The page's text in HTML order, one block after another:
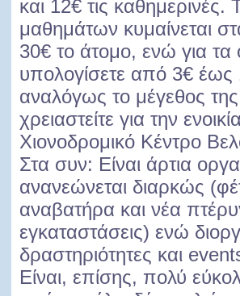
και 12€ τις καθημερινές.
μαθημάτων κυμαίνεται
30€ το άτομο, ενώ για
υπολογίσετε από 3€
αναλόγως το μέγεθος
χρειαστείτε για την
Χιονοδρομικό Κέντρο
Στα συν: Είναι άρτια
ανανεώνεται διαρκώς
αναβατήρα και νέα
εγκαταστάσεις) ενώ
δραστηριότητες και
Είναι, επίσης, πολύ